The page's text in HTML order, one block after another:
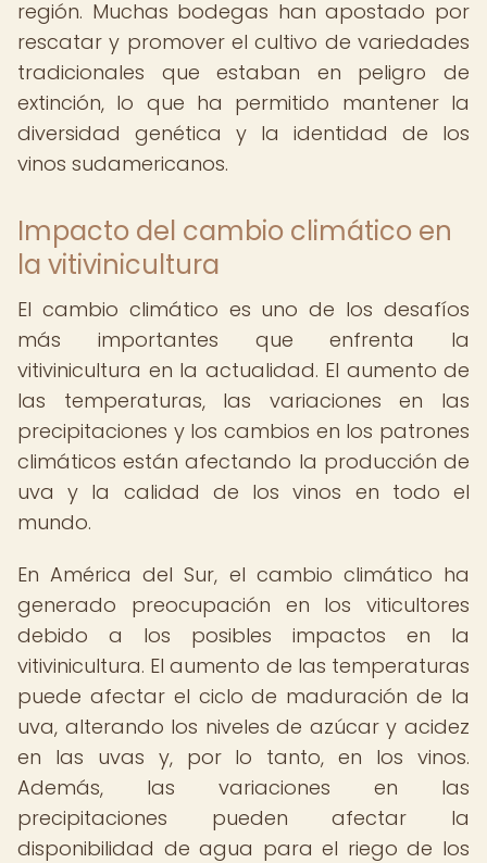
región. Muchas bodegas han apostado por
rescatar y promover el cultivo de variedades
tradicionales que estaban en peligro de
extinción, lo que ha permitido mantener la
diversidad genética y la identidad de los
vinos sudamericanos.
Impacto del cambio climático en
la vitivinicultura
El cambio climático es uno de los desafíos
más importantes que enfrenta la
vitivinicultura en la actualidad. El aumento de
las temperaturas, las variaciones en las
precipitaciones y los cambios en los patrones
climáticos están afectando la producción de
uva y la calidad de los vinos en todo el
mundo.
En América del Sur, el cambio climático ha
generado preocupación en los viticultores
debido a los posibles impactos en la
vitivinicultura. El aumento de las temperaturas
puede afectar el ciclo de maduración de la
uva, alterando los niveles de azúcar y acidez
en las uvas y, por lo tanto, en los vinos.
Además, las variaciones en las
precipitaciones pueden afectar la
disponibilidad de agua para el riego de los